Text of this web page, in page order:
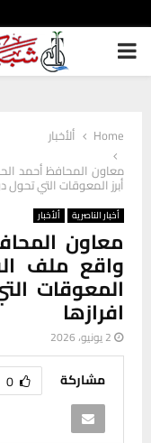
PRIMARY
Home
ألأخبار
معاون المحافظ أحمد
أبرز المعوقات التي تحول
أخبار الناصرية ألأخبار
معاون
واقع ملف
المعوقات
افرازها
2 يونيو، 2026
مشاركة 0